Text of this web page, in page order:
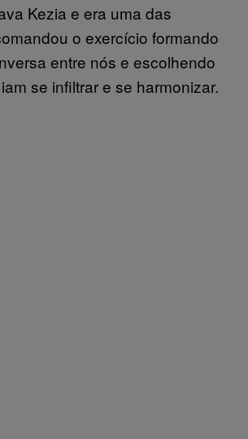
Kezia e era uma das
o exercício formando
entre nós e escolhendo
se infiltrar e se harmonizar.